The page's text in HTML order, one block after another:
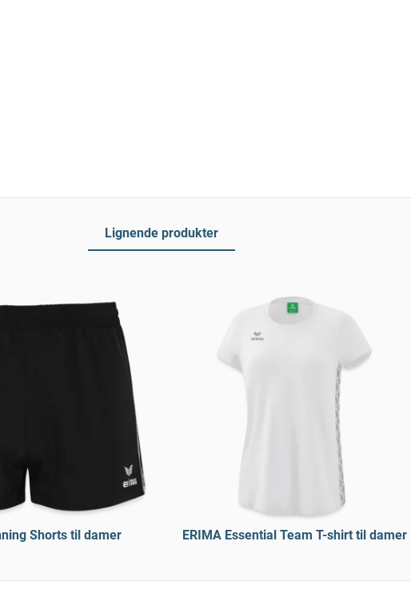
Lignende produkter
Shorts til damer ERIMA Essential Team T-shirt til damer